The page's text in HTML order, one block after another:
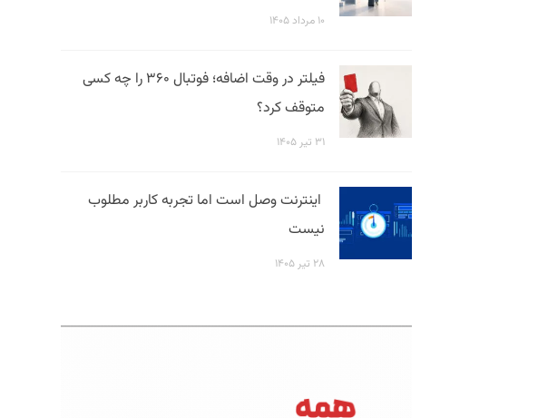
۱۰ مرداد ۱۴۰۵
فیلتر در وقت اضافه؛ فوتبال ۳۶۰ را چه کسی
متوقف کرد؟
۳۱ تیر ۱۴۰۵
اینترنت وصل است اما تجربه کاربر مطلوب
نیست
۲۸ تیر ۱۴۰۵